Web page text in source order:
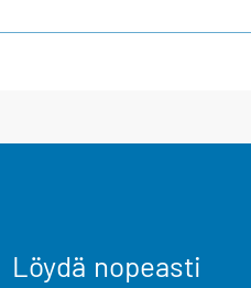
Löydä nopeasti